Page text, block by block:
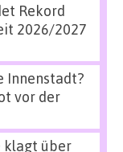
Rekord
2026/2027
Innenstadt?
vor der
klagt über